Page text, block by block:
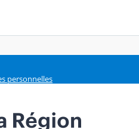
personnelles